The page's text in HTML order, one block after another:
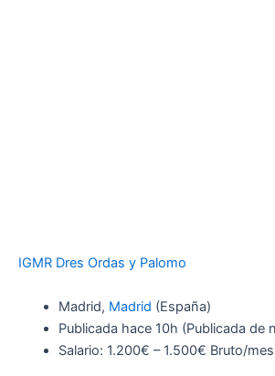
IGMR Dres Ordas y Palomo
Madrid, Madrid (España)
Publicada hace 10h (Publicada de
Salario: 1.200€ – 1.500€ Bruto/mes